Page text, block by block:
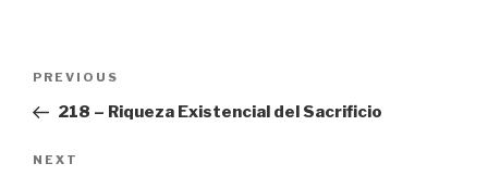
Previous
Post
PREVIOUS
218 – Riqueza Existencial del Sacrificio
Next
NEXT